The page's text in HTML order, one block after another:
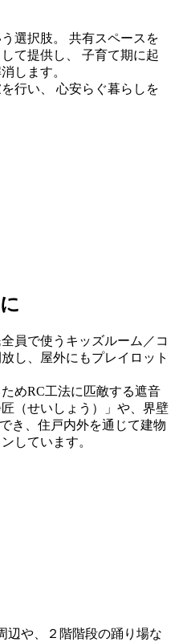
選択肢。 共有スペースを
て提供し、
子育て期に起
します。
行い、
心安らぐ暮らしを
員で使うキッズルーム／コ
し、屋外にもプレイロット
めRC工法に匹敵する遮音
（せいしょう）」や、界壁
き、住戸内外を通じて建物
しています。
辺や、２階階段の踊り場な